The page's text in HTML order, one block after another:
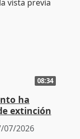
08:34
ha
extinción
07/2026